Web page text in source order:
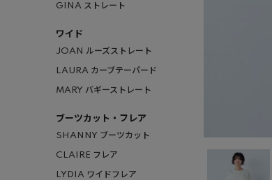
GINA ストレート
ワイド
JOAN ルーズストレート
LAURA カーブテーパード
MARY バギーストレート
ブーツカット・フレア
SHANNY ブーツカット
CLAIRE フレア
LYDIA ワイドフレア